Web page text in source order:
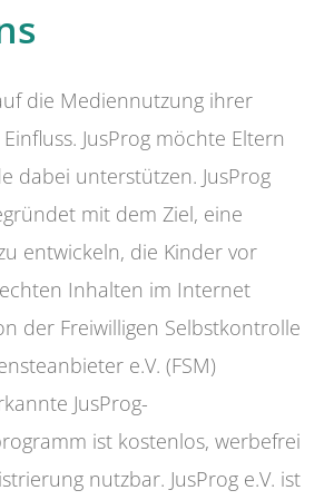
die Mediennutzung ihrer
JusProg möchte Eltern
dabei unterstützen. JusProg
mit dem Ziel, eine
entwickeln, die Kinder vor
Inhalten im Internet
der Freiwilligen Selbstkontrolle
e.V. (FSM)
JusProg-
ist kostenlos, werbefrei
nutzbar. JusProg e.V. ist